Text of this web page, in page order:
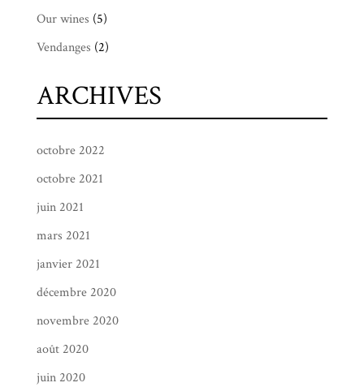
Our wines (5)
Vendanges (2)
ARCHIVES
octobre 2022
octobre 2021
juin 2021
mars 2021
janvier 2021
décembre 2020
novembre 2020
août 2020
juin 2020